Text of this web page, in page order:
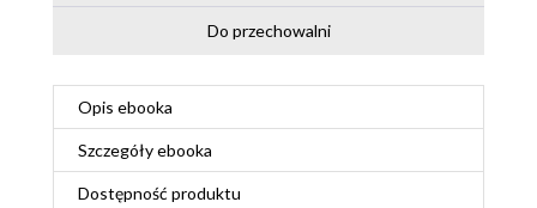
Do przechowalni
Opis ebooka
Szczegółyebooka
Dostępność produktu